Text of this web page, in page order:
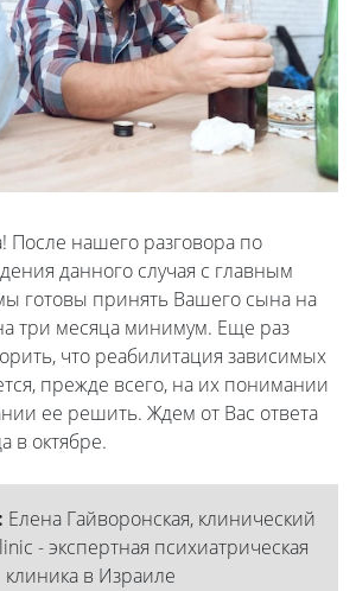
После нашего разговора по
данного случая с главным
готовы принять Вашего сына на
три месяца минимум. Еще раз
что реабилитация зависимых
прежде всего, на их понимании
ее решить. Ждем от Вас ответа
в октябре.
Елена Гайворонская, клинический
- экспертная психиатрическая
клиника в Израиле